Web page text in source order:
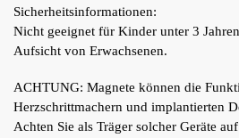
Sicherheitsinformationen:
Nicht geeignet für Kinder unter 3
Aufsicht von Erwachsenen.
ACHTUNG: Magnete können die
Herzschrittmachern und implantierten
Achten Sie als Träger solcher Geräte